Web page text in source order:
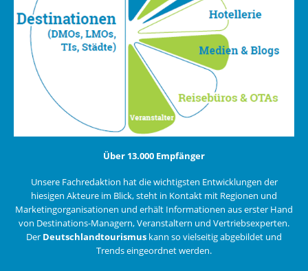
Über 13.000 Empfänger
Unsere Fachredaktion hat die wichtigsten Entwicklungen der
hiesigen Akteure im Blick, steht in Kontakt mit Regionen und
Marketingorganisationen und erhält Informationen aus erster Hand
von Destinations-Managern, Veranstaltern und Vertriebsexperten.
Der Deutschlandtourismus kann so vielseitig abgebildet und
Trends eingeordnet werden.